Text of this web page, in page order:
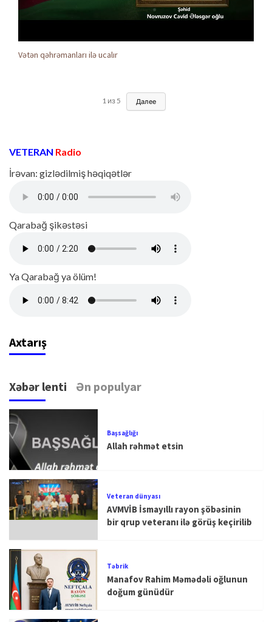
Vətən qəhrəmanları ilə ucalır
1 из 5 Далее
VETERAN Radio
İrəvan: gizlədilmiş həqiqətlər
Qarabağ şikəstəsi
Ya Qarabağ ya ölüm!
Axtarış
Xəbər lenti Ən populyar
Başsağlığı
Allah rəhmət etsin
Veteran dünyası
AVMVİB İsmayıllı rayon şöbəsinin
bir qrup veteranı ilə görüş keçirilib
Təbrik
Manafov Rahim Məmədəli oğlunun
doğum günüdür